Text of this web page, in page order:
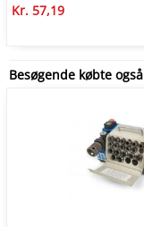
Kr. 57,19
Besøgende købte også